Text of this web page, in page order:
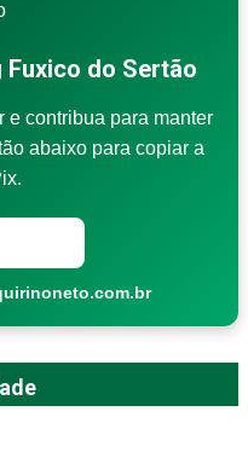
do Sertão
e contribua para manter
abaixo para copiar a